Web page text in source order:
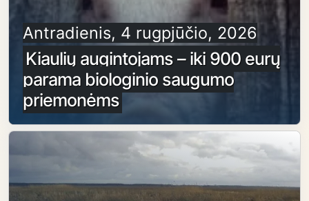
Antradienis, 4 rugpjūčio, 2026
Kiaulių augintojams – iki 900 eurų
parama biologinio saugumo
priemonėms